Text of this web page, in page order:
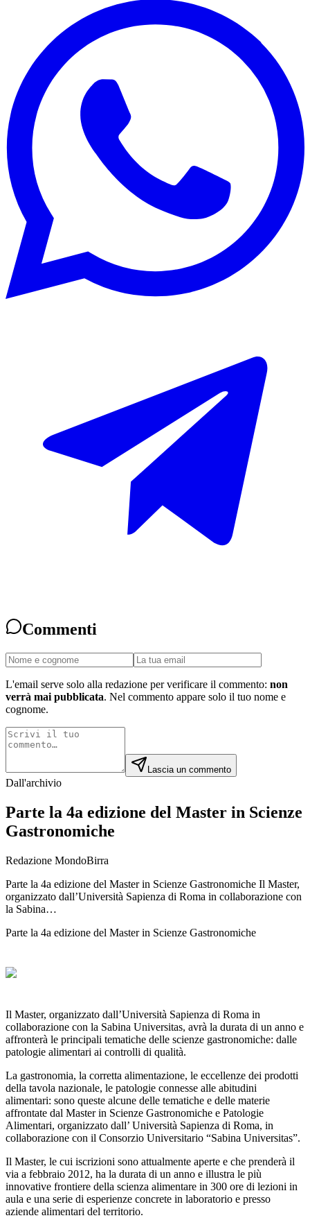
Commenti
L'email serve solo alla redazione per verificare il commento: non
verrà mai pubblicata. Nel commento appare solo il tuo nome e
cognome.
Lascia un commento
Dall'archivio
Parte la 4a edizione del Master in Scienze
Gastronomiche
Redazione MondoBirra
Parte la 4a edizione del Master in Scienze Gastronomiche Il Master,
organizzato dall’Università Sapienza di Roma in collaborazione con
la Sabina…
Parte la 4a edizione del Master in Scienze Gastronomiche
Il Master, organizzato dall’Università Sapienza di Roma in
collaborazione con la Sabina Universitas, avrà la durata di un anno e
affronterà le principali tematiche delle scienze gastronomiche: dalle
patologie alimentari ai controlli di qualità.
La gastronomia, la corretta alimentazione, le eccellenze dei prodotti
della tavola nazionale, le patologie connesse alle abitudini
alimentari: sono queste alcune delle tematiche e delle materie
affrontate dal Master in Scienze Gastronomiche e Patologie
Alimentari, organizzato dall’ Università Sapienza di Roma, in
collaborazione con il Consorzio Universitario “Sabina Universitas”.
Il Master, le cui iscrizioni sono attualmente aperte e che prenderà il
via a febbraio 2012, ha la durata di un anno e illustra le più
innovative frontiere della scienza alimentare in 300 ore di lezioni in
aula e una serie di esperienze concrete in laboratorio e presso
aziende alimentari del territorio.